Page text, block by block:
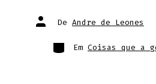
Autor
do De Andre de Leones
Categorias
Em Coisas que a